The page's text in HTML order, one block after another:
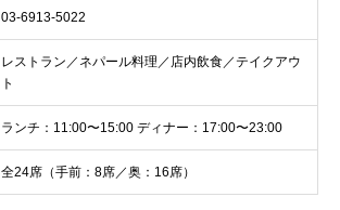
03-6913-5022
レストラン／ネパール料理／店内飲食／テイクアウ
ト
ランチ：11:00〜15:00 ディナー：17:00〜23:00
全24席（手前：8席／奥：16席）